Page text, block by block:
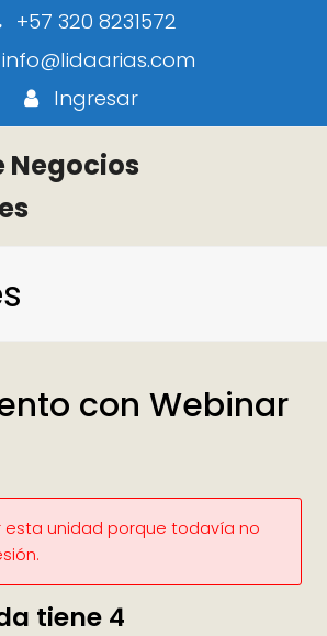
+57 320 8231572
info@lidaarias.com
Ingresar
Negocios
con Webinar
esta unidad porque todavía no
tiene 4